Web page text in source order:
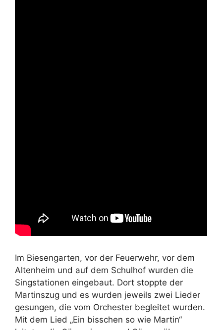
Im Biesengarten, vor der Feuerwehr, vor dem
Altenheim und auf dem Schulhof wurden die
Singstationen eingebaut. Dort stoppte der
Martinszug und es wurden jeweils zwei Lieder
gesungen, die vom Orchester begleitet wurden.
Mit dem Lied „Ein bisschen so wie Martin“